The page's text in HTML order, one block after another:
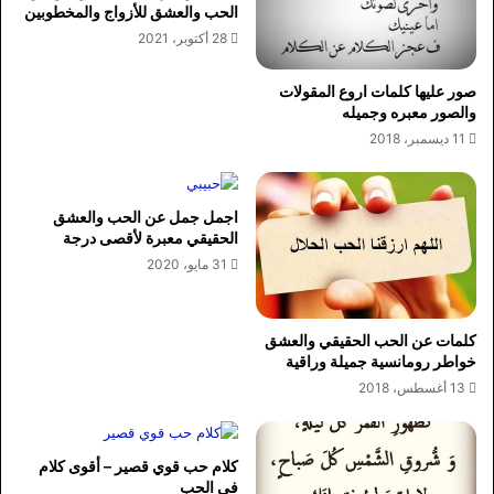
صور عليها كلمات اروع المقولات
والصور معبره وجميله
11 ديسمبر، 2018
الحب والعشق للأزواج والمخطوبين
28 أكتوبر، 2021
كلمات عن الحب الحقيقي والعشق
خواطر رومانسية جميلة وراقية
13 أغسطس، 2018
اجمل جمل عن الحب والعشق
الحقيقي معبرة لأقصى درجة
31 مايو، 2020
كلام حب قوي قصير – أقوى كلام
في الحب